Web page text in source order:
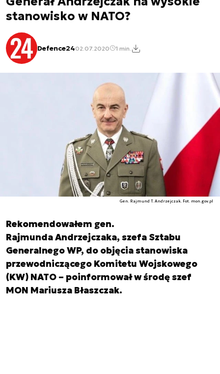
stanowisko w NATO?
Defence2402.07.2020 1 min.
Gen. Rajmund T. Andrzejczak. Fot. mon.gov.pl
Rekomendowałem gen.
Rajmunda Andrzejczaka, szefa Sztabu
Generalnego WP, do objęcia stanowiska
przewodniczącego Komitetu Wojskowego
(KW) NATO – poinformował w środę szef
MON Mariusza Błaszczak.